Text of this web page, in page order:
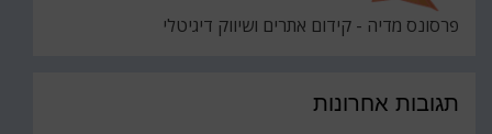
פרסונס מדיה - קידום אתרים ושיווק דיגיטלי
תגובות אחרונות